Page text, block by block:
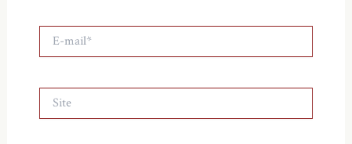
mail*